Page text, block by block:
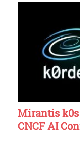
Mirantis
CNCF AI